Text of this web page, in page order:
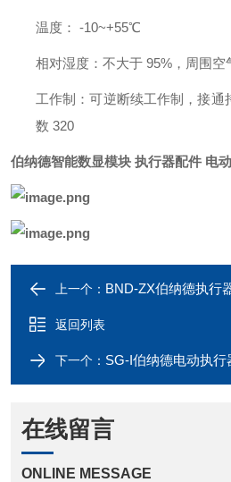
温度： -10~+55℃
相对湿度：不大于 95% ，周围
工作制：可逆断续工作制，接通
数 320
伯纳德智能数显模块 执行器配件 电
上一个： BND-ZX伯纳德执行
返回列表
下一个： SG-I伯纳德电动执
在线留言
ONLINE MESSAGE